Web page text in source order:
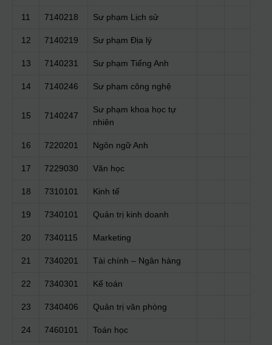
11 7140218 Sư phạm Lịch sử
12 7140219 Sư phạm Địa lý
13 7140231 Sư phạm Tiếng Anh
14 7140246 Sư phạm công nghệ
15 7140247
Sư phạm khoa học tự
nhiên
16 7220201 Ngôn ngữ Anh
17 7229030 Văn học
18 7310101 Kinh tế
19 7340101 Quản trị kinh doanh
20 7340115 Marketing
21 7340201 Tài chính – Ngân hàng
22 7340301 Kế toán
23 7340406 Quản trị văn phòng
24 7460101 Toán học